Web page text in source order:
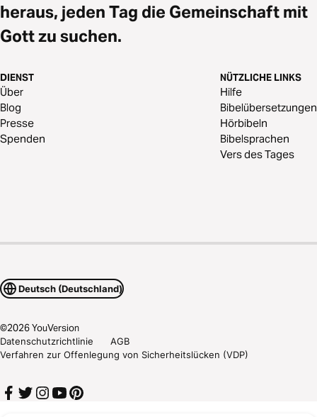
heraus, jeden Tag die Gemeinschaft mit
Gott zu suchen.
DIENST
Über
Blog
Presse
Spenden
NÜTZLICHE LINKS
Hilfe
Bibelübersetzungen
Hörbibeln
Bibelsprachen
Vers des Tages
Deutsch (Deutschland)
©2026YouVersion
Datenschutzrichtlinie
AGB
Verfahren zur Offenlegung von Sicherheitslücken (VDP)